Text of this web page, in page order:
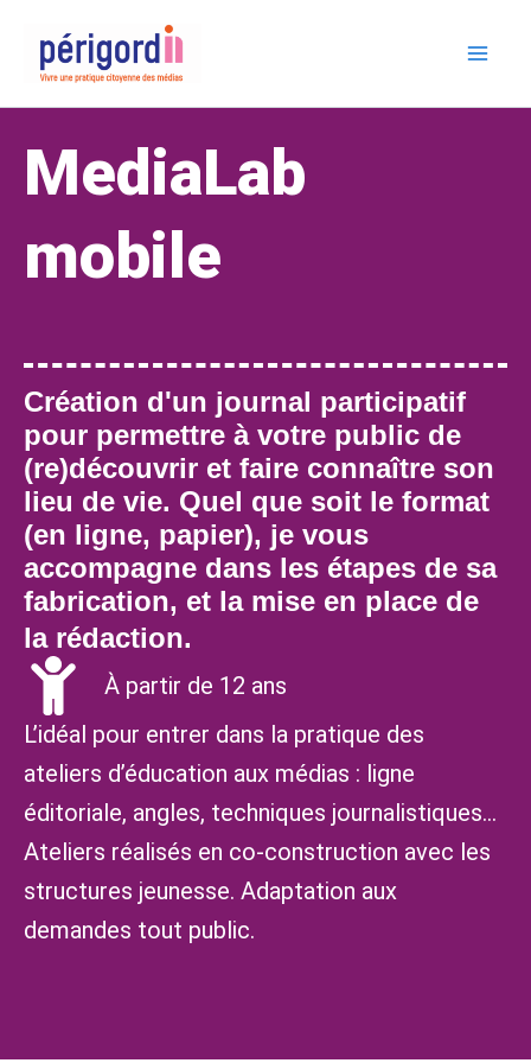
MediaLab
mobile
Création d'un journal participatif
pour permettre à votre public de
(re)découvrir et faire connaître son
lieu de vie. Quel que soit le format
(en ligne, papier), je vous
accompagne dans les étapes de sa
fabrication, et la mise en place de
la rédaction.
À partir de 12 ans
L’idéal pour entrer dans la pratique des
ateliers d’éducation aux médias : ligne
éditoriale, angles, techniques journalistiques…
Ateliers réalisés en co-construction avec les
structures jeunesse. Adaptation aux
demandes tout public.